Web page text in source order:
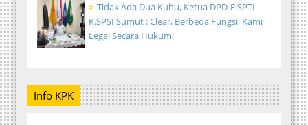
Tidak Ada Dua Kubu, Ketua DPD-F.SPTI-
K.SPSI Sumut : Clear, Berbeda Fungsi, Kami
Legal Secara Hukum!
Info KPK